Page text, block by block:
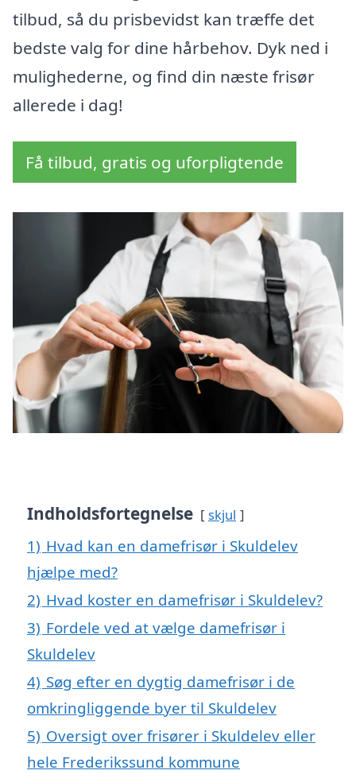
tilbud, så du prisbevidst kan træffe det
bedste valg for dine hårbehov. Dyk ned i
mulighederne, og find din næste frisør
allerede i dag!
Få tilbud, gratis og uforpligtende
Indholdsfortegnelse skjul
1) Hvad kan en damefrisør i Skuldelev
hjælpe med?
2) Hvad koster en damefrisør i Skuldelev?
3) Fordele ved at vælge damefrisør i
Skuldelev
4) Søg efter en dygtig damefrisør i de
omkringliggende byer til Skuldelev
5) Oversigt over frisører i Skuldelev eller
hele Frederikssund kommune